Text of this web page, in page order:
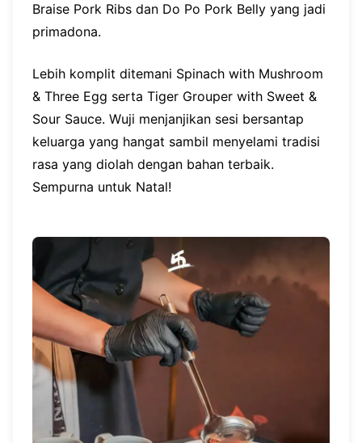
Braise Pork Ribs dan Do Po Pork Belly yang jadi
primadona.
Lebih komplit ditemani Spinach with Mushroom
& Three Egg serta Tiger Grouper with Sweet &
Sour Sauce. Wuji menjanjikan sesi bersantap
keluarga yang hangat sambil menyelami tradisi
rasa yang diolah dengan bahan terbaik.
Sempurna untuk Natal!